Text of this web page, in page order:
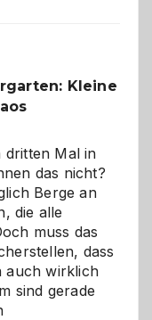
Kleine
dritten Mal in
das nicht?
Berge an
die alle
muss das
dass
auch wirklich
sind gerade